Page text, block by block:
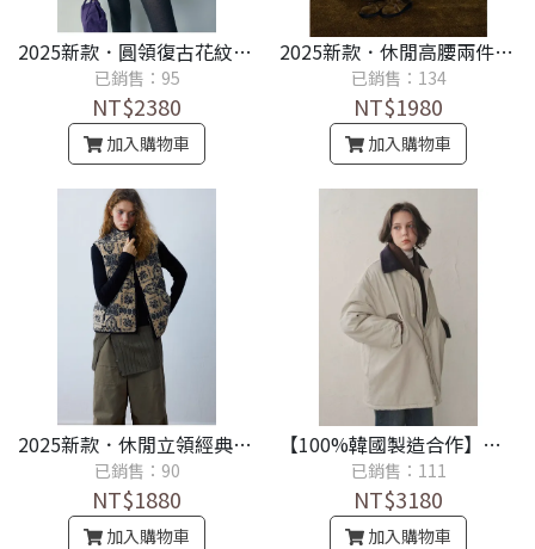
2025新款．圓領復古花紋經典百搭撞色毛絨外套《設計師款100%保證品質佳》
已銷售：95
NT$2380
加入購物車
2025新款．休閒高腰兩件式燈芯絨純色淨長喇叭褲《設計師款100%保證品質佳》
已銷售：134
NT$1980
加入購物車
2025新款．休閒立領經典復古花紋百搭拼色馬甲外套《設計師款100%保證品質佳》
已銷售：90
NT$1880
加入購物車
【100%韓國製造合作】巴恩風格子內襯燈芯絨夾棉加棉外套《設計師款100%保證品質佳》
已銷售：111
NT$3180
加入購物車